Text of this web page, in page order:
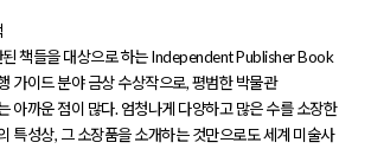
된 책들을 대상으로 하는 Independent Publisher Book
가이드 분야 금상 수상작으로, 평범한 박물관
아까운 점이 많다. 엄청나게 다양하고 많은 수를 소장한
특성상, 그 소장품을 소개하는 것만으로도 세계 미술사